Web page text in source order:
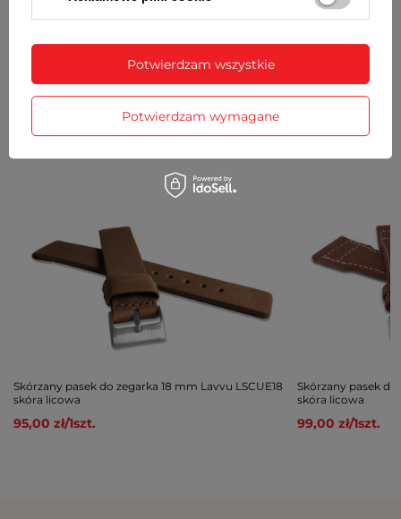
Zadaj pytanie a my odpowiemy
niezwłocznie, najciekawsze pytania i
odpowiedzi publikując dla innych.
Skórzany pasek do zegarka 18 mm Lavvu LSCUE18
skóra licowa
95,00 zł/1szt.
Skórzany pasek do
skóra licowa
99,00 zł/1szt.
Potwierdzam wymagane
Potwierdzam wszystkie